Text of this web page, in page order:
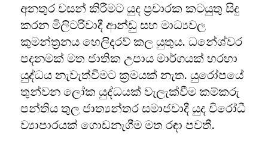
අනතුර වසන් කිරීමට යුද ප්‍රචාරක කටයුතු සිදු
කරන මිලිටරිවාදී ආන්ඩු සහ මාධ්‍යවල
කුමන්ත්‍රනය හෙලිදරව් කල යුතුය. ධනේශ්වර
පදනමක් මත ජාතික උපාය මාර්ගයක් හරහා
යුද්ධය නැවැත්වීමට ක්‍රමයක් නැත. යුරෝපයේ
තුන්වන ලෝක යුද්ධයක් වැලැක්වීම කම්කරු
පන්තිය තුල ජාත්‍යන්තර සමාජවාදී යුද විරෝධී
ව්‍යාපාරයක් ගොඩනැගීම මත රඳා පවතී.